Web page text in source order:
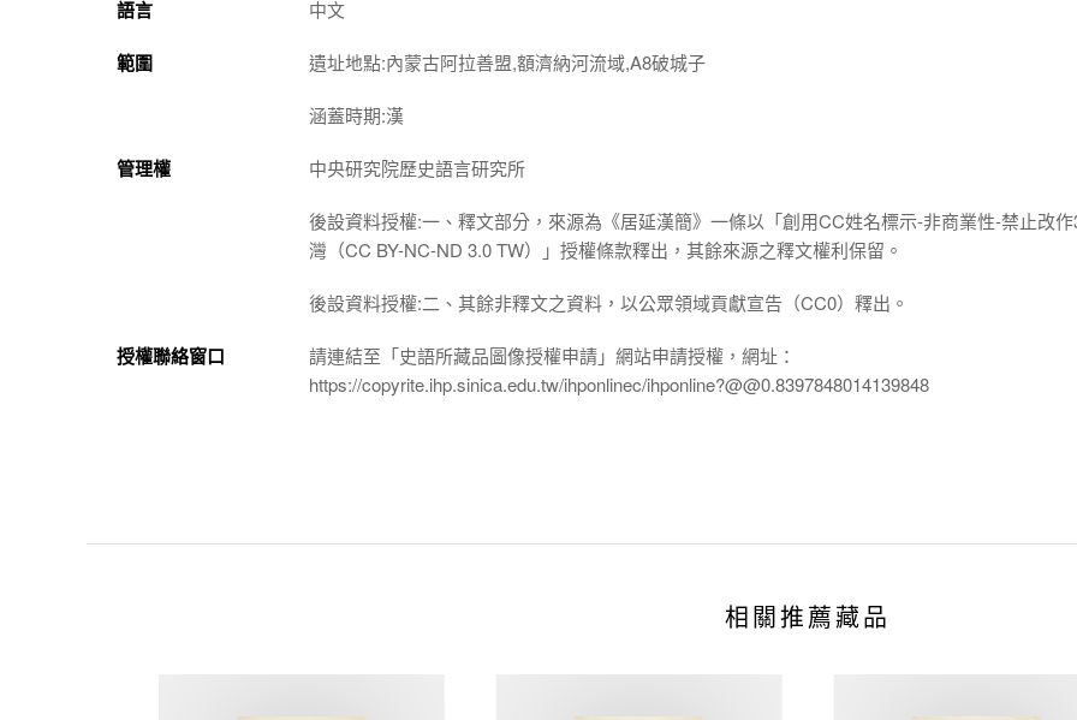
語言 中文
範圍 遺址地點:內蒙古阿拉善盟,額濟納河流域,A8破城子
涵蓋時期:漢
管理權 中央研究院歷史語言研究所
後設資料授權:一、釋文部分，來源為《居延漢簡》一條以「創用CC姓名標示-非商業性-禁止改
灣（CC BY-NC-ND 3.0 TW）」授權條款釋出，其餘來源之釋文權利保留。
後設資料授權:二、其餘非釋文之資料，以公眾領域貢獻宣告（CC0）釋出。
授權聯絡窗口
請連結至「史語所藏品圖像授權申請」網站申請授權，網址：
https://copyrite.ihp.sinica.edu.tw/ihponlinec/ihponline?@@0.8397848014139848
相關推薦藏品